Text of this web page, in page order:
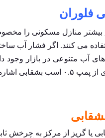
بیشتر منازل مسکونی را
می کنند. اگر فشار آب
آب متنوعی در بازار وجود
خواهیم داشت.
یا گریز از مرکز به چرخش